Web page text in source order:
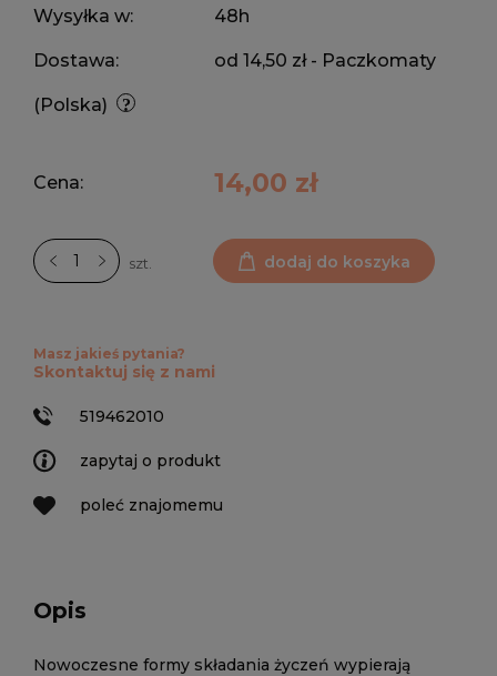
Wysyłka w: 48h
Dostawa: od 14,50 zł - Paczkomaty
(Polska)
Cena: 14,00 zł
szt. dodaj do koszyka
zapytaj o produkt
poleć znajomemu
Masz jakieś pytania?
Skontaktuj się z nami
519462010
Opis
Nowoczesne formy składania życzeń wypierają